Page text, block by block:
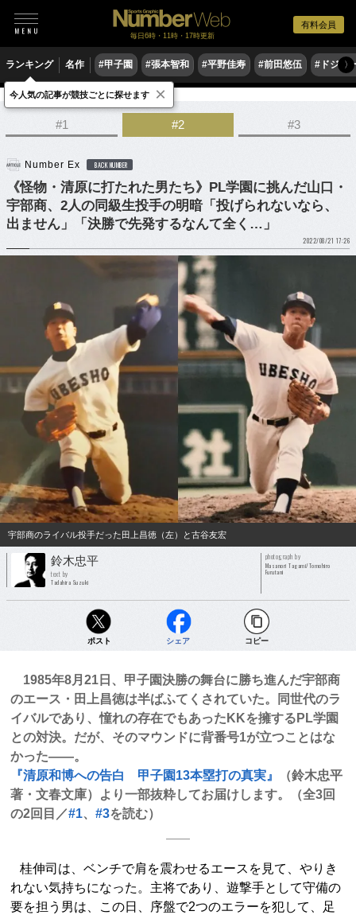
有料会員
毎日6時・11時・17時更新
ランキング 名作 #甲子園 #張本智和 #平野佳寿 #前田悠伍 #ドジャ
〉
野球 高校野球
#1 #2 #3
Number Ex BACK NUMBER
《怪物・清原に打たれた男たち》PL学園に挑んだ山口・
宇部商、2人の同級生投手の明暗「投げられないなら、
出ません」「決勝で先発するなんて全く…」
2022/08/21 17:26
宇部商のライバル投手だった田上昌徳（左）と古谷友宏
鈴木忠平
text by
Tadahira Suzuki
photograph by
Masanori Tagami/Tomohiro
Furutani
ポスト シェア コピー
1985年8月21日、甲子園決勝の舞台に勝ち進んだ宇部商
のエース・田上昌徳は半ばふてくされていた。同世代のラ
イバルであり、憧れの存在でもあったKKを擁するPL学園
との対決。だが、そのマウンドに背番号1が立つことはな
かった――。
『清原和博への告白 甲子園13本塁打の真実』
（鈴木忠平
著・文春文庫）より一部抜粋してお届けします。（全3回
の2回目／#1、 #3を読む）
桂伸司は、ベンチで肩を震わせるエースを見て、やりき
れない気持ちになった。主将であり、遊撃手として守備の
要を担う男は、この日、序盤で2つのエラーを犯して、足
今人気の記事が競技ごとに探せます ×